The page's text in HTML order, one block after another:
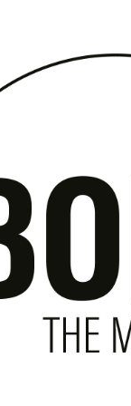
unserem
Chief)
No. 55